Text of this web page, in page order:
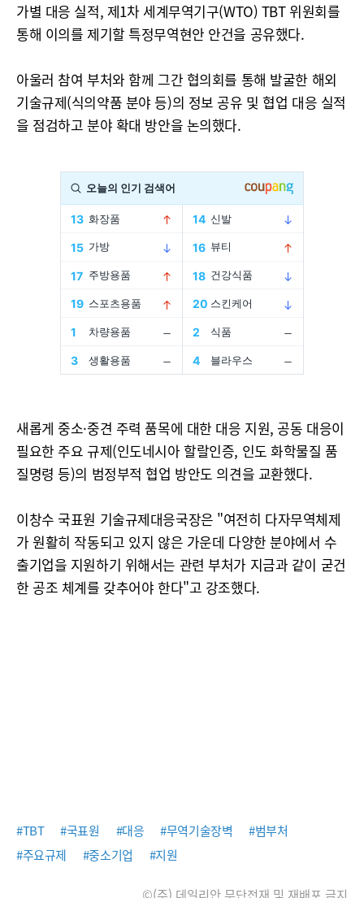
가별 대응 실적, 제1차 세계무역기구(WTO) TBT 위원회를
통해 이의를 제기할 특정무역현안 안건을 공유했다.
아울러 참여 부처와 함께 그간 협의회를 통해 발굴한 해외
기술규제(식의약품 분야 등)의 정보 공유 및 협업 대응 실적
을 점검하고 분야 확대 방안을 논의했다.
새롭게 중소·중견 주력 품목에 대한 대응 지원, 공동 대응이
필요한 주요 규제(인도네시아 할랄인증, 인도 화학물질 품
질명령 등)의 범정부적 협업 방안도 의견을 교환했다.
이창수 국표원 기술규제대응국장은 "여전히 다자무역체제
가 원활히 작동되고 있지 않은 가운데 다양한 분야에서 수
출기업을 지원하기 위해서는 관련 부처가 지금과 같이 굳건
한 공조 체계를 갖추어야 한다"고 강조했다.
#TBT #국표원 #대응 #무역기술장벽
#범부처
#주요규제
#중소기업 #지원